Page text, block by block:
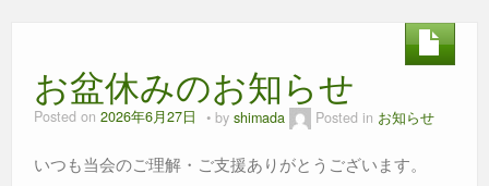
お盆休みのお知らせ
Posted on 2026年6月27日 by shimada Posted in お知らせ
いつも当会のご理解・ご支援ありがとうございます。